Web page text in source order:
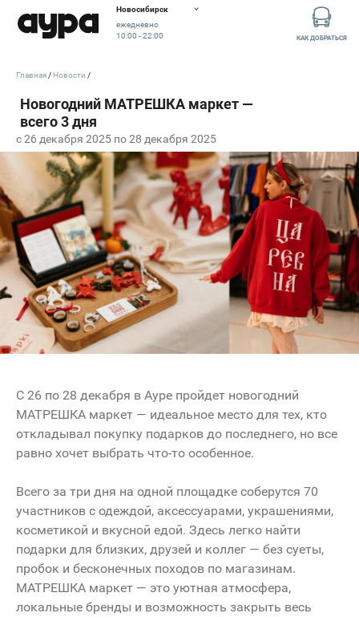
Новосибирск
ежедневно
10:00 - 22:00
КАК ДОБРАТЬСЯ
c 26 декабря 2025 по 28 декабря 2025
Главная Новости
С 26 по 28 декабря в Ауре пройдет новогодний
МАТРЕШКА маркет — идеальное место для тех, кто
откладывал покупку подарков до последнего, но все
равно хочет выбрать что-то особенное.
Всего за три дня на одной площадке соберутся 70
участников с одеждой, аксессуарами, украшениями,
косметикой и вкусной едой. Здесь легко найти
подарки для близких, друзей и коллег — без суеты,
пробок и бесконечных походов по магазинам.
МАТРЕШКА маркет — это уютная атмосфера,
локальные бренды и возможность закрыть весь